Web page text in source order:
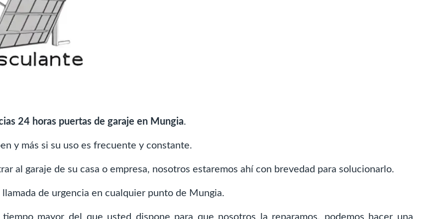
24 horas puertas de garaje en Mungia.
y más si su uso es frecuente y constante.
al garaje de su casa o empresa, nosotros estaremos ahí con brevedad para solucionarlo.
de urgencia en cualquier punto de Mungia.
mayor del que usted dispone para que nosotros la reparamos, podemos hacer una